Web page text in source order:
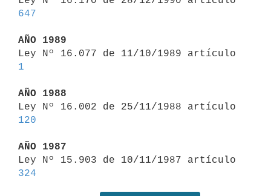
647
AÑO 1989
1
AÑO 1988
120
AÑO 1987
324